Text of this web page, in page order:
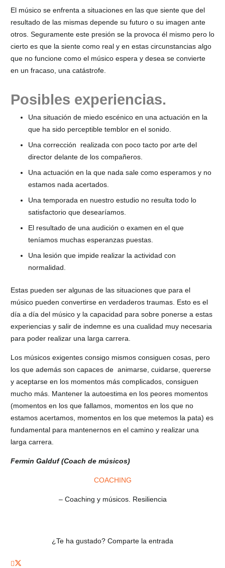
El músico se enfrenta a situaciones en las que siente que del
resultado de las mismas depende su futuro o su imagen ante
otros. Seguramente este presión se la provoca él mismo pero lo
cierto es que la siente como real y en estas circunstancias algo
que no funcione como el músico espera y desea se convierte
en un fracaso, una catástrofe.
Posibles experiencias.
Una situación de miedo escénico en una actuación en la
que ha sido perceptible temblor en el sonido.
Una corrección realizada con poco tacto por arte del
director delante de los compañeros.
Una actuación en la que nada sale como esperamos y no
estamos nada acertados.
Una temporada en nuestro estudio no resulta todo lo
satisfactorio que desearíamos.
El resultado de una audición o examen en el que
teníamos muchas esperanzas puestas.
Una lesión que impide realizar la actividad con
normalidad.
Estas pueden ser algunas de las situaciones que para el
músico pueden convertirse en verdaderos traumas. Esto es el
día a día del músico y la capacidad para sobre ponerse a estas
experiencias y salir de indemne es una cualidad muy necesaria
para poder realizar una larga carrera.
Los músicos exigentes consigo mismos consiguen cosas, pero
los que además son capaces de animarse, cuidarse, quererse
y aceptarse en los momentos más complicados, consiguen
mucho más. Mantener la autoestima en los peores momentos
(momentos en los que fallamos, momentos en los que no
estamos acertamos, momentos en los que metemos la pata) es
fundamental para mantenernos en el camino y realizar una
larga carrera.
Fermin Galduf (Coach de músicos)
COACHING
– Coaching y músicos. Resiliencia
¿Te ha gustado? Comparte la entrada